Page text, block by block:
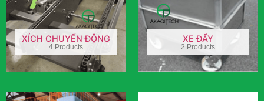
XÍCH CHUYỂN ĐỘNG
4 Products
XE ĐẨY
2 Products